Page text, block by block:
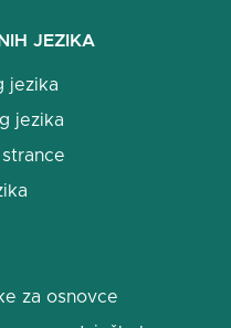
JEZIKA
jezika
jezika
za osnovce